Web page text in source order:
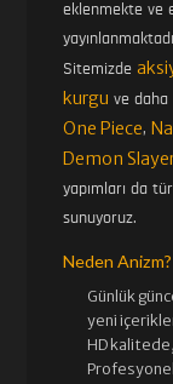
eklenmekte ve
Sitemizde
kurgu ve daha
One Piece,
Demon
yapımları da
sunuyoruz.
Neden Anizm?
Günlük
yeni
HD